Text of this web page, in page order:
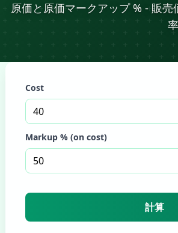
原価と原価マークアップ % - 販
率
Cost
Markup % (on cost)
計算